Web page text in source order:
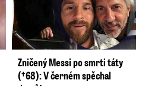
Zničený Messi po smrti táty
(†68): V černém spěchal